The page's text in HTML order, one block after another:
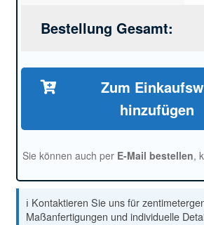
Bestellung Gesamt:
Zum
hinzufügen
Sie können auch per E-Mail bestellen,
ℹ️ Kontaktieren Sie uns für
Maßanfertigungen und individuelle